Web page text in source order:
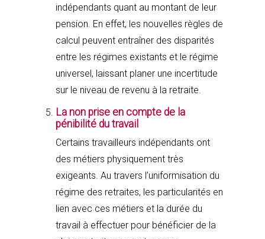
indépendants quant au montant de leur
pension. En effet, les nouvelles règles de
calcul peuvent entraîner des disparités
entre les régimes existants et le régime
universel, laissant planer une incertitude
sur le niveau de revenu à la retraite.
La non prise en compte de la
pénibilité du travail
Certains travailleurs indépendants ont
des métiers physiquement très
exigeants. Au travers l’uniformisation du
régime des retraites, les particularités en
lien avec ces métiers et la durée du
travail à effectuer pour bénéficier de la